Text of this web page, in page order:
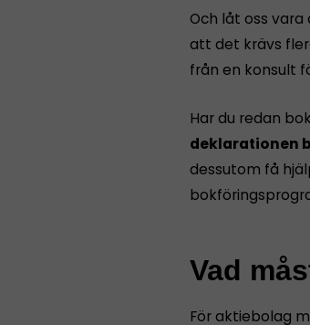
Och låt oss
att det krävs
från en konsult
Har du redan
deklarationen
dessutom få
Vad
För aktiebolag